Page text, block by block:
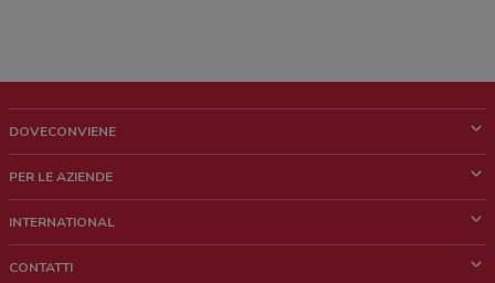
DOVECONVIENE
Chi siamo
Lavora con noi
PER LE AZIENDE
Richieste commerciali e marketing
INTERNATIONAL
CONTATTI